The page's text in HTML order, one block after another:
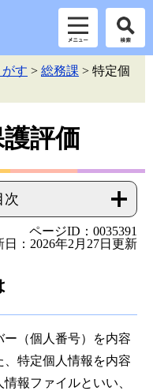
す > 総務課 > 特定個
評価
次
ページID：0035391
日：2026年2月27日更新
（個人番号）を内容
特定個人情報を内容
報ファイルといい、